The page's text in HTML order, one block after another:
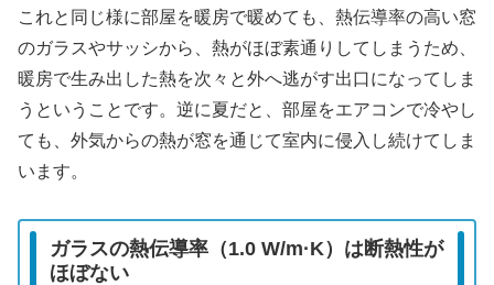
これと同じ様に部屋を暖房で暖めても、熱伝導率の高い窓
のガラスやサッシから、熱がほぼ素通りしてしまうため、
暖房で生み出した熱を次々と外へ逃がす出口になってしま
うということです。逆に夏だと、部屋をエアコンで冷やし
ても、外気からの熱が窓を通じて室内に侵入し続けてしま
います。
ガラスの熱伝導率（1.0 W/m·K）は断熱性が
ほぼない